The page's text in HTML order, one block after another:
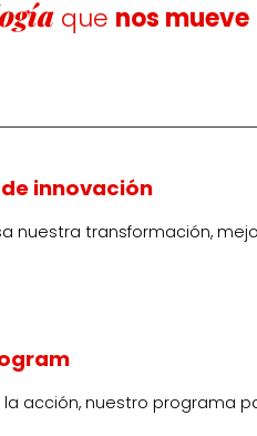
que nos mueve
innovación
nuestra transformación,
la acción, nuestro programa